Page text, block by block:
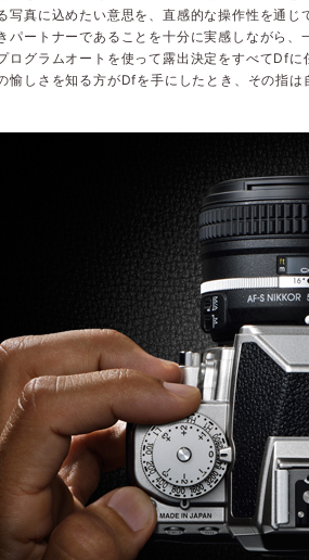
写真に込めたい意思を、直感的な操作性を通
パートナーであることを十分に実感しながら
ログラムオートを使って露出決定をすべてDf
愉しさを知る方がDfを手にしたとき、その指